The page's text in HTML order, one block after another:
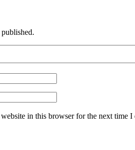
in this browser for the next time I